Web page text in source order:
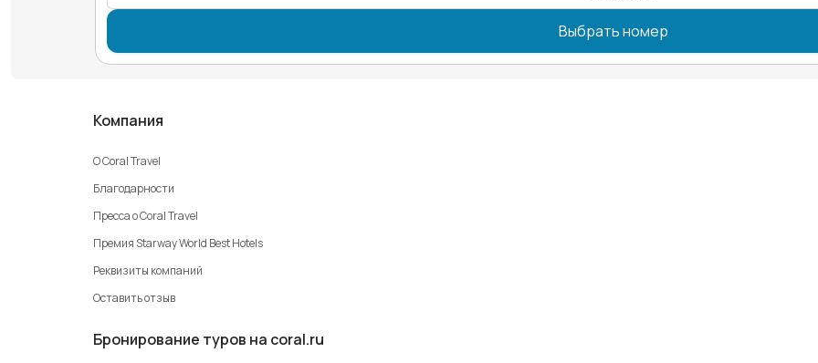
Выбрать номер
Компания
О Coral Travel
Благодарности
Пресса о Coral Travel
Премия Starway World Best Hotels
Реквизиты компаний
Оставить отзыв
Бронирование туров на coral.ru